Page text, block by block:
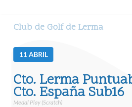
Club de Golf de Lerma
11ABRIL
Cto. Lerma
Cto. España Sub16
Medal Play (Scratch)